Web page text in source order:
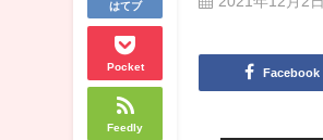
はてブ
Pocket
Feedly
Facebook